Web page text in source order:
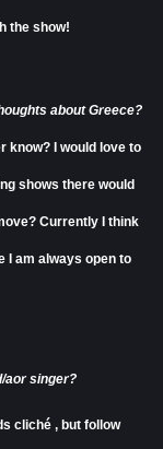
the show!
about Greece?
know? I would love to
shows there would
Currently I think
I am always open to
aor singer?
cliché , but follow